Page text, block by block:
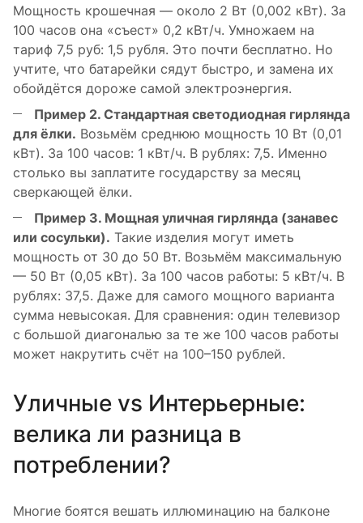
Мощность крошечная — около 2 Вт (0,002 кВт). За
100 часов она «съест» 0,2 кВт/ч. Умножаем на
тариф 7,5 руб: 1,5 рубля. Это почти бесплатно. Но
учтите, что батарейки сядут быстро, и замена их
обойдётся дороже самой электроэнергия.
Пример 2. Стандартная светодиодная гирлянда
для ёлки. Возьмём среднюю мощность 10 Вт (0,01
кВт). За 100 часов: 1 кВт/ч. В рублях: 7,5. Именно
столько вы заплатите государству за месяц
сверкающей ёлки.
Пример 3. Мощная уличная гирлянда (занавес
или сосульки). Такие изделия могут иметь
мощность от 30 до 50 Вт. Возьмём максимальную
— 50 Вт (0,05 кВт). За 100 часов работы: 5 кВт/ч. В
рублях: 37,5. Даже для самого мощного варианта
сумма невысокая. Для сравнения: один телевизор
с большой диагональю за те же 100 часов работы
может накрутить счёт на 100–150 рублей.
Уличные vs Интерьерные:
велика ли разница в
потреблении?
Многие боятся вешать иллюминацию на балконе